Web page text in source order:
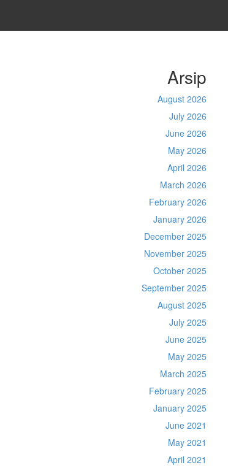
Arsip
August 2026
July 2026
June 2026
May 2026
April 2026
March 2026
February 2026
January 2026
December 2025
November 2025
October 2025
September 2025
August 2025
July 2025
June 2025
May 2025
March 2025
February 2025
January 2025
June 2021
May 2021
April 2021